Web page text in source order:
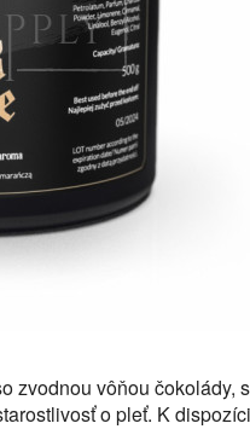
zvodnou vôňou
o pleť. K